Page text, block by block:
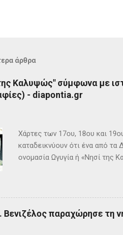
άρθρα
Καλυψώς" σύμφωνα με
- diapontia.gr
Χάρτες των 17ου, 18ου και
καταδεικνύουν ότι ένα από τα
ονομασία Ωγυγία ή «Νησί της
αρχαιότητα οι Οθωνοί ήταν
Όμηρος , ονόμαζε το νησί
Βενιζέλος παραχώρησε τη